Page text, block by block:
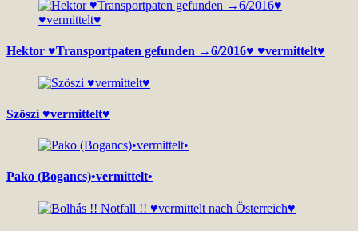
Hektor ♥Transportpaten gefunden →6/2016♥ ♥vermittelt♥
Szöszi ♥vermittelt♥
Pako (Bogancs)•vermittelt•